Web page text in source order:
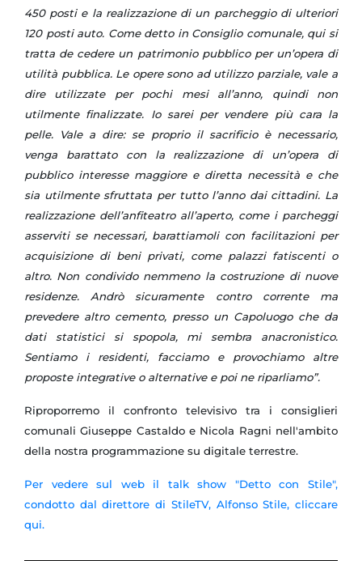
450 posti e la realizzazione di un parcheggio di ulteriori
120 posti auto. Come detto in Consiglio comunale, qui si
tratta de cedere un patrimonio pubblico per un’opera di
utilità pubblica. Le opere sono ad utilizzo parziale, vale a
dire utilizzate per pochi mesi all’anno, quindi non
utilmente finalizzate. Io sarei per vendere più cara la
pelle. Vale a dire: se proprio il sacrificio è necessario,
venga barattato con la realizzazione di un’opera di
pubblico interesse maggiore e diretta necessità e che
sia utilmente sfruttata per tutto l’anno dai cittadini. La
realizzazione dell’anfiteatro all’aperto, come i parcheggi
asserviti se necessari, barattiamoli con facilitazioni per
acquisizione di beni privati, come palazzi fatiscenti o
altro. Non condivido nemmeno la costruzione di nuove
residenze. Andrò sicuramente contro corrente ma
prevedere altro cemento, presso un Capoluogo che da
dati statistici si spopola, mi sembra anacronistico.
Sentiamo i residenti, facciamo e provochiamo altre
proposte integrative o alternative e poi ne riparliamo”.
Riproporremo il confronto televisivo tra i consiglieri
comunali Giuseppe Castaldo e Nicola Ragni nell'ambito
della nostra programmazione su digitale terrestre.
Per vedere sul web il talk show "Detto con Stile",
condotto dal direttore di StileTV, Alfonso Stile, cliccare
qui.